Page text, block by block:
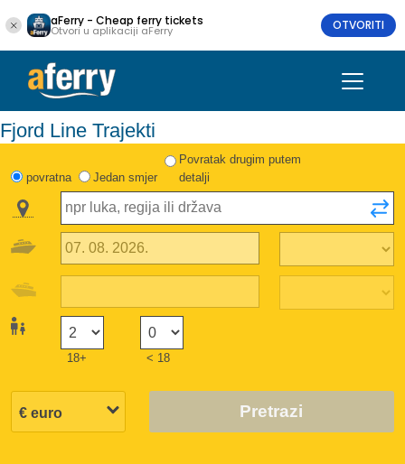
aFerry - Cheap ferry tickets
Otvori u aplikaciji aFerry OTVORITI
Fjord Line Trajekti
povratna Jedan smjer
Povratak drugim putem
detalji
18+ < 18
Pretrazi